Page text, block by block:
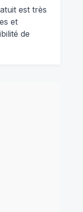
est très
et
de